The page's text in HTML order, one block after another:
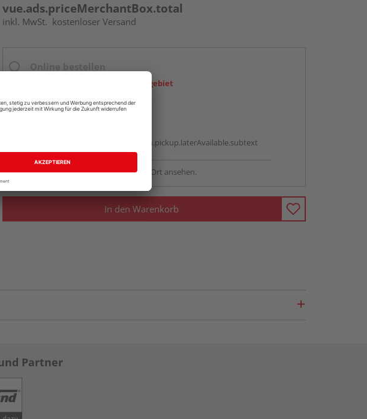
vue.ads.priceMerchantBox.total
inkl. MwSt. kostenloser Versand
Online bestellen
Ihr Standort ist nicht im Liefergebiet
Beim Händler abholen
vue.ads.priceMerchantBox.option.pickup.laterAvailable.subtext
Verfügbar in der Ausstellung - vor Ort ansehen.
In den Warenkorb
Partner